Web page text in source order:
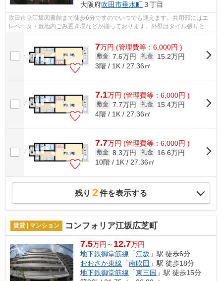
大阪府吹田市垂水町３丁目
吹田市立江坂図書館まで徒歩6分ですのでいつでも通えます。共用部にはエ
レベータ・敷地内ごみ置き場などが揃っております。外壁はタイル張りとな
7万円 (管理費等：6,000円 )
敷金 7.6万円 礼金
15.2万円
3階 / 1K / 27.36㎡
7.1万円 (管理費等：6,000円 )
敷金 7.7万円 礼金
15.4万円
4階 / 1K / 27.36㎡
7.7万円 (管理費等：6,000円 )
敷金 8.3万円 礼金
16.6万円
10階 / 1K / 27.36㎡
残り 2件を表示する
賃貸 | マンション コンフォリア江坂広芝町
7.5万円～ 12.7万円
地下鉄御堂筋線 「江坂 」駅 徒歩6分
おおさか東線 「南吹田 」駅 徒歩18分
地下鉄御堂筋線 「東三国 」駅 徒歩15分